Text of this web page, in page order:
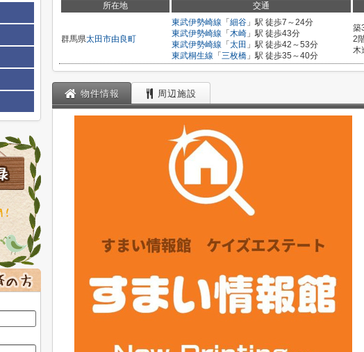
所在地 交通
群馬県太田市由良町
東武伊勢崎線 「 細谷 」駅 徒歩7～24分
東武伊勢崎線 「 木崎 」駅 徒歩43分
東武伊勢崎線 「 太田 」駅 徒歩42～53分
東武桐生線 「 三枚橋 」駅 徒歩35～40分
築
2
木
物件情報 周辺施設